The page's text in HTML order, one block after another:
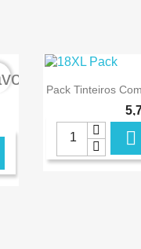

Pack Tinteiros
